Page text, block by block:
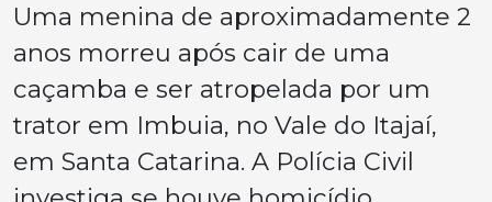
Uma menina de aproximadamente 2
anos morreu após cair de uma
caçamba e ser atropelada por um
trator em Imbuia, no Vale do Itajaí,
em Santa Catarina. A Polícia Civil